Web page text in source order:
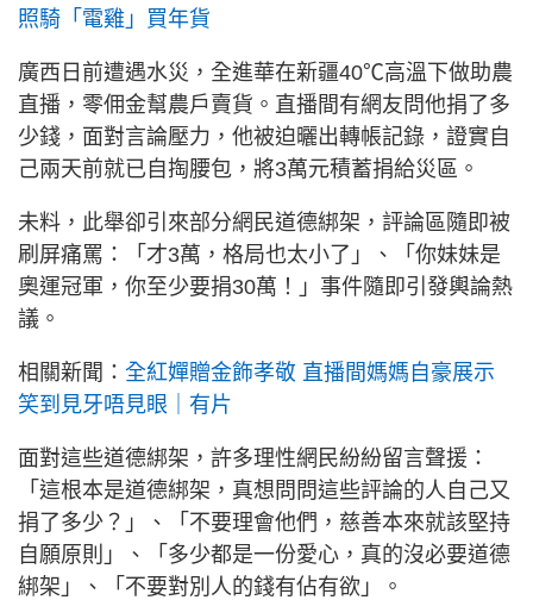
照騎「電雞」買年貨
廣西日前遭遇水災，全進華在新疆40℃高溫下做助農
直播，零佣金幫農戶賣貨。直播間有網友問他捐了多
少錢，面對言論壓力，他被迫曬出轉帳記錄，證實自
己兩天前就已自掏腰包，將3萬元積蓄捐給災區。
未料，此舉卻引來部分網民道德綁架，評論區隨即被
刷屏痛罵：「才3萬，格局也太小了」、「你妹妹是
奧運冠軍，你至少要捐30萬！」事件隨即引發輿論熱
議。
相關新聞： 全紅嬋贈金飾孝敬 直播間媽媽自豪展示
笑到見牙唔見眼｜有片
面對這些道德綁架，許多理性網民紛紛留言聲援：
「這根本是道德綁架，真想問問這些評論的人自己又
捐了多少？」、「不要理會他們，慈善本來就該堅持
自願原則」、「多少都是一份愛心，真的沒必要道德
綁架」、「不要對別人的錢有佔有欲」。